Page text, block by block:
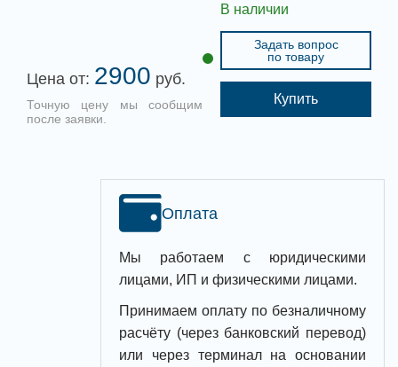
Цена от: 2900 руб.
Точную цену мы сообщим
после заявки.
В наличии
Задать вопрос
по товару
Купить
Оплата
Мы работаем с юридическими
лицами, ИП и физическими лицами.
Принимаем оплату по безналичному
расчёту (через банковский перевод)
или через терминал на основании